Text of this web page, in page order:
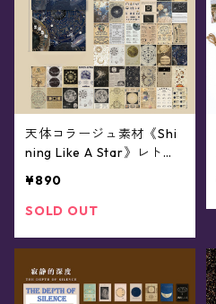
天体コラージュ素材《Shi
ning Like A Star》レトロ
0枚入り
¥890
SOLD OUT